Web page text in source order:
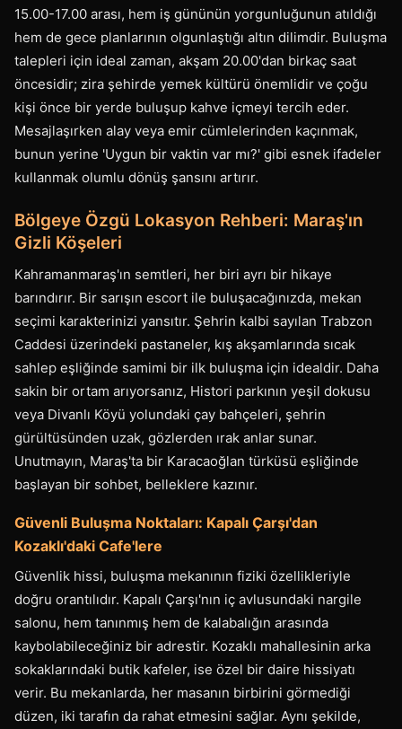
15.00-17.00 arası, hem iş gününün yorgunluğunun atıldığı
hem de gece planlarının olgunlaştığı altın dilimdir. Buluşma
talepleri için ideal zaman, akşam 20.00'dan birkaç saat
öncesidir; zira şehirde yemek kültürü önemlidir ve çoğu
kişi önce bir yerde buluşup kahve içmeyi tercih eder.
Mesajlaşırken alay veya emir cümlelerinden kaçınmak,
bunun yerine 'Uygun bir vaktin var mı?' gibi esnek ifadeler
kullanmak olumlu dönüş şansını artırır.
Bölgeye Özgü Lokasyon Rehberi: Maraş'ın
Gizli Köşeleri
Kahramanmaraş'ın semtleri, her biri ayrı bir hikaye
barındırır. Bir sarışın escort ile buluşacağınızda, mekan
seçimi karakterinizi yansıtır. Şehrin kalbi sayılan Trabzon
Caddesi üzerindeki pastaneler, kış akşamlarında sıcak
sahlep eşliğinde samimi bir ilk buluşma için idealdir. Daha
sakin bir ortam arıyorsanız, Histori parkının yeşil dokusu
veya Divanlı Köyü yolundaki çay bahçeleri, şehrin
gürültüsünden uzak, gözlerden ırak anlar sunar.
Unutmayın, Maraş'ta bir Karacaoğlan türküsü eşliğinde
başlayan bir sohbet, belleklere kazınır.
Güvenli Buluşma Noktaları: Kapalı Çarşı'dan
Kozaklı'daki Cafe'lere
Güvenlik hissi, buluşma mekanının fiziki özellikleriyle
doğru orantılıdır. Kapalı Çarşı'nın iç avlusundaki nargile
salonu, hem tanınmış hem de kalabalığın arasında
kaybolabileceğiniz bir adrestir. Kozaklı mahallesinin arka
sokaklarındaki butik kafeler, ise özel bir daire hissiyatı
verir. Bu mekanlarda, her masanın birbirini görmediği
düzen, iki tarafın da rahat etmesini sağlar. Aynı şekilde,